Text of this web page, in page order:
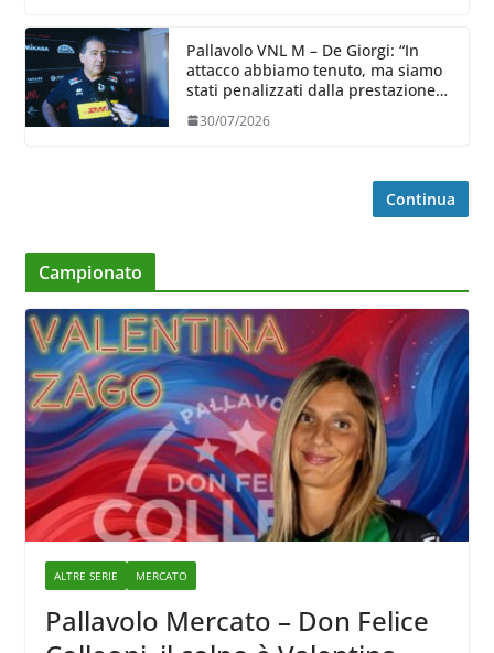
Pallavolo VNL M – De Giorgi: “In
attacco abbiamo tenuto, ma siamo
stati penalizzati dalla prestazione
30/07/2026
Continua
Campionato
ALTRE SERIE MERCATO
Pallavolo Mercato – Don Felice